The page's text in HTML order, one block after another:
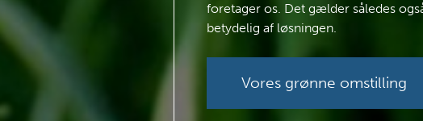
foretager os. Det gælder således
betydelig af løsningen.
Vores grønne omstilling